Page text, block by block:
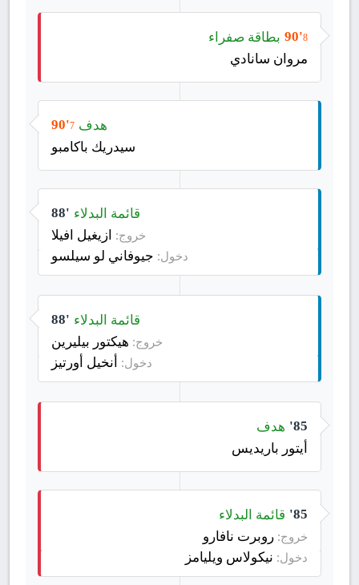
90'8
بطاقة صفراء
مروان سانادي
90'7 هدف
سيدريك باكامبو
88' قائمة البدلاء
خروج: ازيغيل افيلا
دخول: جيوفاني لو سيلسو
88' قائمة البدلاء
خروج: هيكتور بيليرين
دخول: أنخيل أورتيز
85' هدف
أيتور باريديس
85' قائمة البدلاء
خروج: روبرت نافارو
دخول: نيكولاس ويليامز